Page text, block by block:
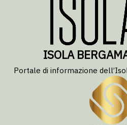
ISOLA
Portale di informazione